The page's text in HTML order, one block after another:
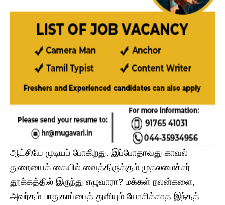
ஆட்சியே முடியப் போகிறது. இப்போதாவது காவல்
துறையைக் கையில் வைத்திருக்கும் முதலமைச்சர்
தூக்கத்தில் இருந்து எழுவாரா? மக்கள் நலன்களை,
அவர்தம் பாதுகாப்பைத் துளியும் யோசிக்காத இந்தத்